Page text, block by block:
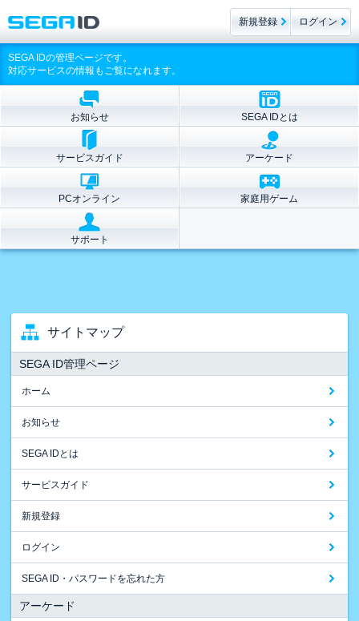
SEGA IDの管理ページです。
対応サービスの情報もご覧になれます。
お知らせ SEGA IDとは
サービスガイド アーケード
PCオンライン 家庭用ゲーム
サポート
サイトマップ
SEGA ID管理ページ
ホーム
お知らせ
SEGA IDとは
サービスガイド
新規登録
ログイン
SEGA ID・パスワードを忘れた方
アーケード
新規登録 ログイン